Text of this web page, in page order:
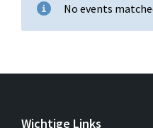
No events
Wichtige Links